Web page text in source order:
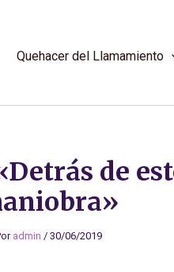
Quehacer del Llamamiento
de
admin / 30/06/2019